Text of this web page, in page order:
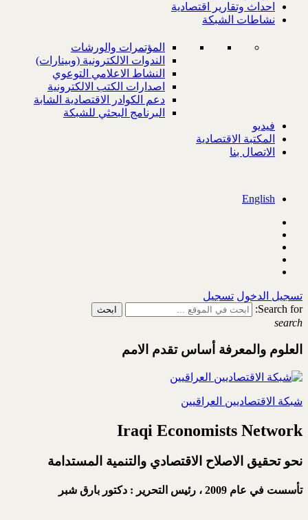
احداث وتقارير اقتصادية
نشاطات الشبكة
المؤتمرات والورشات
الندوات الالكترونية (وبينارات)
النشاط الاعلامي التوعوي
اصدارات الكتب الالكترونية
دعم الكوادر الاقتصادية الشابة
البرنامج البحثي للشبكة
فيديو
المكتبة الاقتصادية
الاتصال بنا
English
تسجيل الدخول تسجيل
Search for:
search
العلوم والمعرفة أساس تقدم الامم
شبكة الاقتصاديين العراقيين
Iraqi Economists Network
نحو تحقيق الاصلاح الاقتصادي والتنمية المستدامة
تأسست في عام 2009 ، رئيس التحرير : دكتور بارق شبر